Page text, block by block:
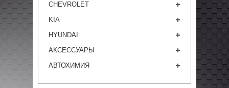
CHEVROLET
KIA
HYUNDAI
АКСЕССУАРЫ
АВТОХИМИЯ